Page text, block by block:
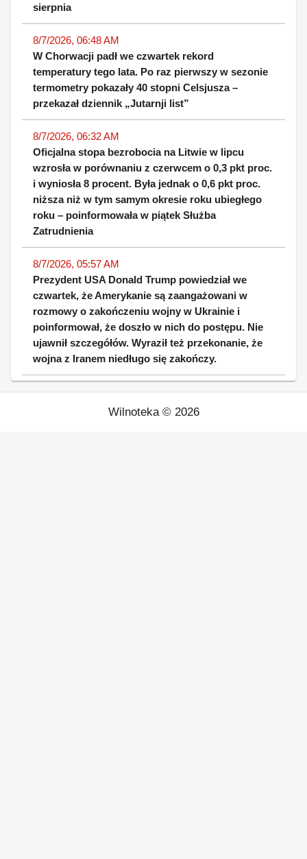
sierpnia
8/7/2026, 06:48 AM
W Chorwacji padł we czwartek rekord
temperatury tego lata. Po raz pierwszy w sezonie
termometry pokazały 40 stopni Celsjusza –
przekazał dziennik „Jutarnji list”
8/7/2026, 06:32 AM
Oficjalna stopa bezrobocia na Litwie w lipcu
wzrosła w porównaniu z czerwcem o 0,3 pkt proc.
i wyniosła 8 procent. Była jednak o 0,6 pkt proc.
niższa niż w tym samym okresie roku ubiegłego
roku – poinformowała w piątek Służba
Zatrudnienia
8/7/2026, 05:57 AM
Prezydent USA Donald Trump powiedział we
czwartek, że Amerykanie są zaangażowani w
rozmowy o zakończeniu wojny w Ukrainie i
poinformował, że doszło w nich do postępu. Nie
ujawnił szczegółów. Wyraził też przekonanie, że
wojna z Iranem niedługo się zakończy.
Wilnoteka © 2026